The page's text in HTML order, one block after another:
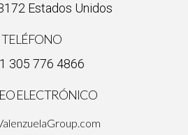
Estados Unidos
TELÉFONO
305 776 4866
ELECTRÓNICO